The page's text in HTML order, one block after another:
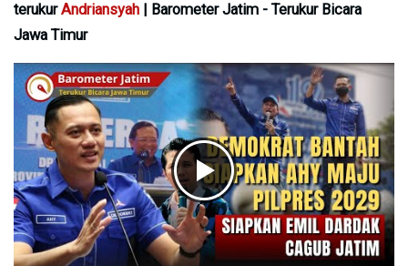
terukurAndriansyah | Barometer Jatim - Terukur Bicara
Jawa Timur